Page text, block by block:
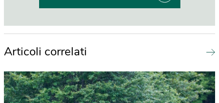
Articoli correlati